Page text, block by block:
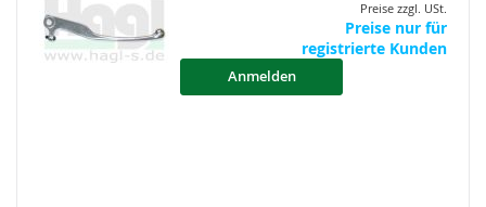
Preise zzgl. USt.
Preise nur für
registrierte Kunden
Anmelden